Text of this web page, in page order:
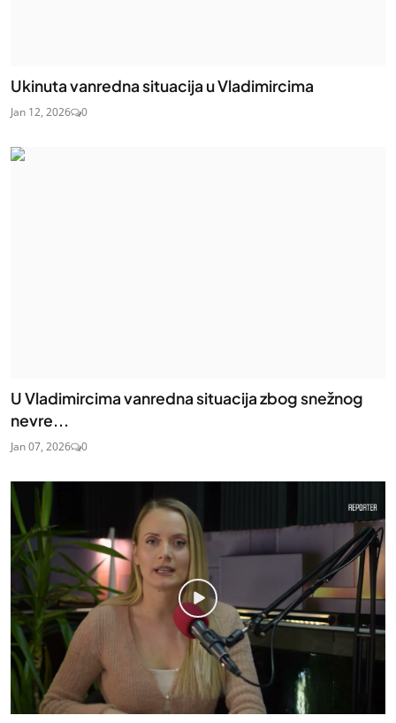
Ukinuta vanredna situacija u Vladimircima
Jan 12, 2026 0
U Vladimircima vanredna situacija zbog snežnog
nevre...
Jan 07, 2026 0